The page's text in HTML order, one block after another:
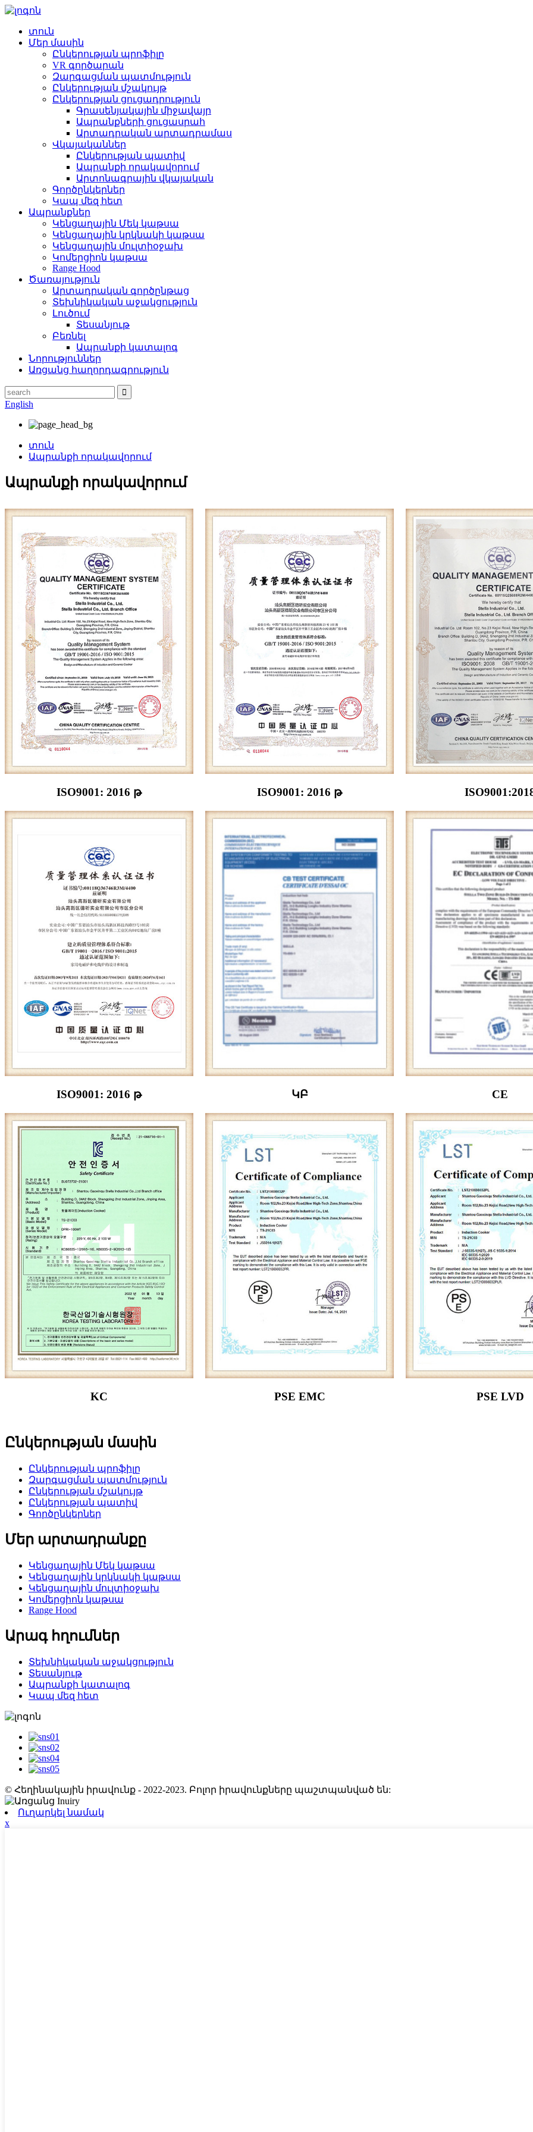
տուն
Մեր մասին
Ընկերության պրոֆիլը
VR գործարան
Զարգացման պատմություն
Ընկերության մշակույթ
Ընկերության ցուցադրություն
Գրասենյակային միջավայր
Ապրանքների ցուցասրահ
Արտադրական արտադրամաս
Վկայականներ
Ընկերության պատիվ
Ապրանքի որակավորում
Արտոնագրային վկայական
Գործընկերներ
Կապ մեզ հետ
Ապրանքներ
Կենցաղային Մեկ կաթսա
Կենցաղային կրկնակի կաթսա
Կենցաղային մուլտիօջախ
Կոմերցիոն կաթսա
Range Hood
Ծառայություն
Արտադրական գործընթաց
Տեխնիկական աջակցություն
Լուծում
Տեսանյութ
Բեռնել
Ապրանքի կատալոգ
Նորություններ
Առցանց հաղորդագրություն
English
տուն
Ապրանքի որակավորում
Ապրանքի որակավորում
ISO9001: 2016 թ ISO9001: 2016 թ
ISO9001: 2016 թ ԿԲ CE
KC PSE EMC PSE LVD
Ընկերության մասին
Ընկերության պրոֆիլը
Զարգացման պատմություն
Ընկերության մշակույթ
Ընկերության պատիվ
Գործընկերներ
Մեր արտադրանքը
Կենցաղային Մեկ կաթսա
Կենցաղային կրկնակի կաթսա
Կենցաղային մուլտիօջախ
Կոմերցիոն կաթսա
Range Hood
Արագ հղումներ
Տեխնիկական աջակցություն
Տեսանյութ
Ապրանքի կատալոգ
Կապ մեզ հետ
© Հեղինակային իրավունք - 2022-2023. Բոլոր իրավունքները պաշտպանված են:
Ուղարկել նամակ
x